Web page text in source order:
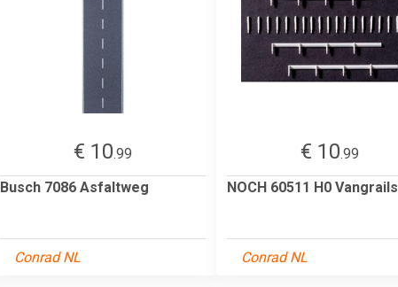
€ 10.99
Busch 7086 Asfaltweg
Conrad NL
€ 10.99
NOCH 60511 H0 Vangrails
Conrad NL